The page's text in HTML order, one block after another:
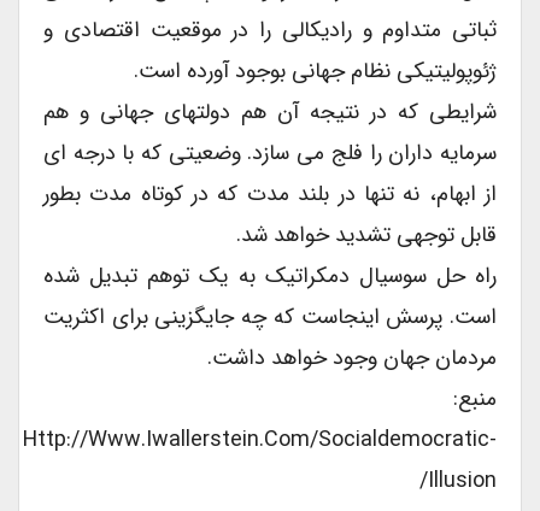
ثباتی متداوم و رادیکالی را در موقعیت اقتصادی و
ژئوپولیتیکی نظام جهانی بوجود آورده است.
شرایطی که در نتیجه آن هم دولتهای جهانی و هم
سرمایه داران را فلج می سازد. وضعیتی که با درجه ای
از ابهام، نه تنها در بلند مدت که در کوتاه مدت بطور
قابل توجهی تشدید خواهد شد.
راه حل سوسیال دمکراتیک به یک توهم تبدیل شده
است. پرسش اینجاست که چه جایگزینی برای اکثریت
مردمان جهان وجود خواهد داشت.
منبع:
Http://www.iwallerstein.com/socialdemocratic-
Illusion/